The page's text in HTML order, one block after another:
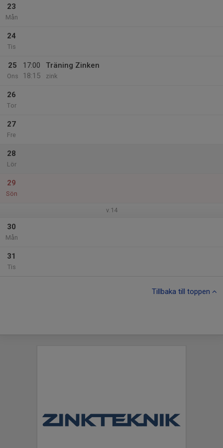
23
Mån
24
Tis
25
Ons
17:00
18:15
Träning Zinken
zink
26
Tor
27
Fre
28
Lör
29
Sön
v.14
30
Mån
31
Tis
Tillbaka till toppen